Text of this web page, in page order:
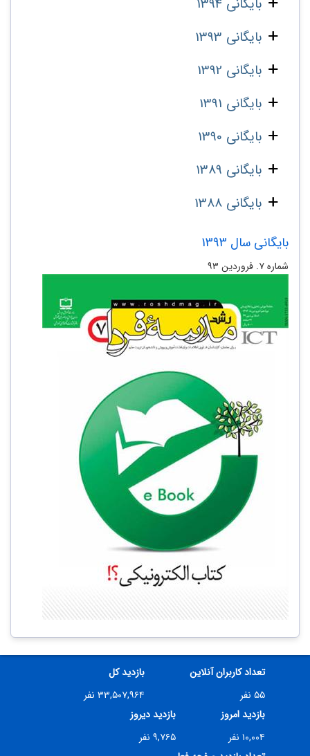
بایگانی 1394
بایگانی 1393
بایگانی 1392
بایگانی 1391
بایگانی 1390
بایگانی 1389
بایگانی 1388
بایگانی سال 1393
شماره ۷. فروردین ۹۳
تعداد کاربران آنلاین
۵۵ نفر
بازدید کل
۳۳,۵۰۷,۹۶۴ نفر
بازدید امروز
۱۰,۰۰۴ نفر
بازدید دیروز
۹,۷۶۵ نفر